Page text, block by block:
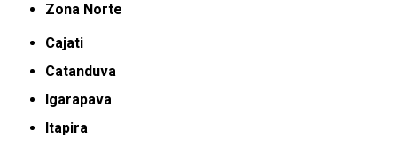
Zona Norte
Cajati
Catanduva
Igarapava
Itapira